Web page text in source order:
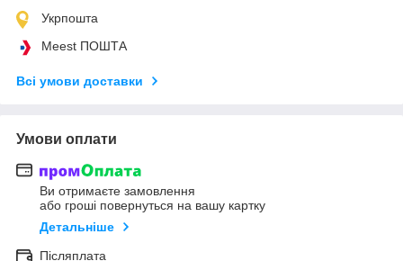
Укрпошта
Meest ПОШТА
Всі умови доставки
Умови оплати
Ви отримаєте замовлення
або гроші повернуться на вашу картку
Детальніше
Післяплата